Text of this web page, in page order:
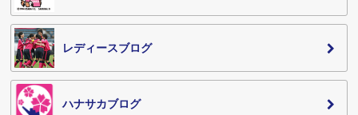
レディースブログ
ハナサカブログ